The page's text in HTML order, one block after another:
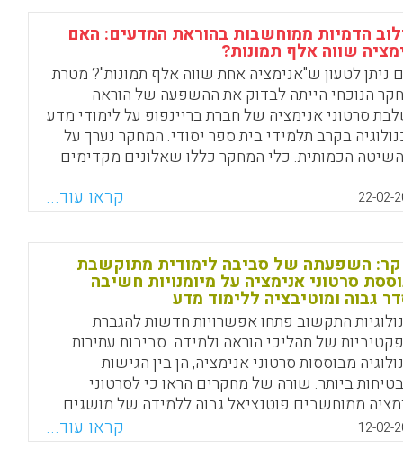
WhatsApp
Facebook
Email
X
הדמיות ממוחשבות בהוראת המדעים: האם
שווה אלף תמונות?
ניתן לטעון ש"אנימציה אחת שווה אלף תמונות"? מטרת
הנוכחי הייתה לבדוק את ההשפעה של הוראה
סרטוני אנימציה של חברת בריינפופ על לימודי מדע
בקרב תלמידי בית ספר יסודי. המחקר נערך על
הכמותית. כלי המחקר כללו שאלונים מקדימים
שלמדו בסיוע אנימציות ממוחשבות . המשתנה
תלוי היה שיטת ההוראה(שילוב סרטוני אנימציה)
שהמשתנים התלויים היו: מוטיבציה של תלמידים
מדעים, מיומנויות חשיבה מסוג: הבנה, יישום והנמקה
התלמידים במקצוע מדע וטכנולוגיה בתעודות סוף
ממצאי המחקר הראו כי תלמידים מקבוצת הניסוי
באופן משמעותי מיומנויות חשיבה ברמה של הבנה,
והנמקה בהשוואה לעמיתיהם מקבוצת הביקורת (
ברק).
WhatsApp
Facebook
Email
X
22-02- קראו עוד...
השפעתה של סביבה לימודית מתוקשבת
סרטוני אנימציה על מיומנויות חשיבה
גבוה ומוטיבציה ללימוד מדע
התקשוב פתחו אפשרויות חדשות להגברת
של תהליכי הוראה ולמידה. סביבות עתירות
מבוססות סרטוני אנימציה, הן בין הגישות
ביותר. שורה של מחקרים הראו כי לסרטוני
ממוחשבים פוטנציאל גבוה ללמידה של מושגים
מורכבות, בהשוואה ללמידה מסורתית הנוקטת
וורבאליים. המחקר בוחן השפעות של למידה
12-02- קראו עוד...